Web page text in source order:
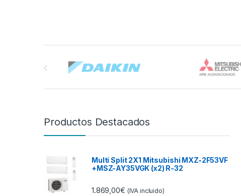
Productos Destacados
Multi Split 2X1 Mitsubishi MXZ-2F53VF
+MSZ-AY35VGK (x2) R-32
1.869,00€ (IVA incluido)